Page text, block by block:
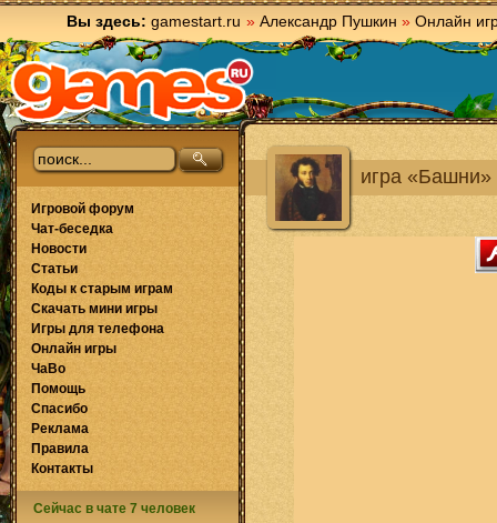
Вы здесь: gamestart.ru » Александр Пушкин » Онлайн
игра «Башни»
Игровой форум
Чат-беседка
Новости
Статьи
Коды к старым играм
Скачать мини игры
Игры для телефона
Онлайн игры
ЧаВо
Помощь
Спасибо
Реклама
Правила
Контакты
Сейчас в чате 7 человек